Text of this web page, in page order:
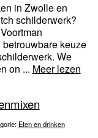
in Zwolle en
schilderwerk?
keuze
We
on ... Meer lezen
Eten en drinken